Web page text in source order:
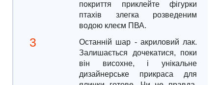
покриття приклейте фігурки
птахів злегка розведеним
водою клеєм ПВА.
Останній шар - акриловий лак.
Залишається дочекатися, поки
він висохне, і унікальне
дизайнерське прикраса для